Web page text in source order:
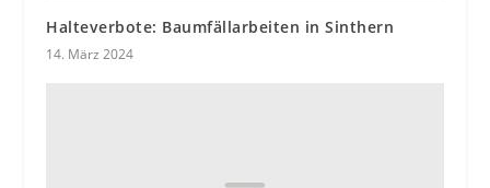
Halteverbote: Baumfällarbeiten in Sinthern
14. März 2024